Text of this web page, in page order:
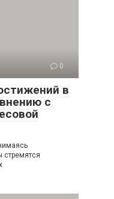
0
в
с
стремятся